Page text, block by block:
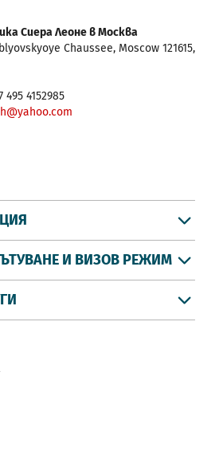
Сиера Леоне в Москва
Chaussee, Moscow 121615,
495 4152985
И ВИЗОВ РЕЖИМ